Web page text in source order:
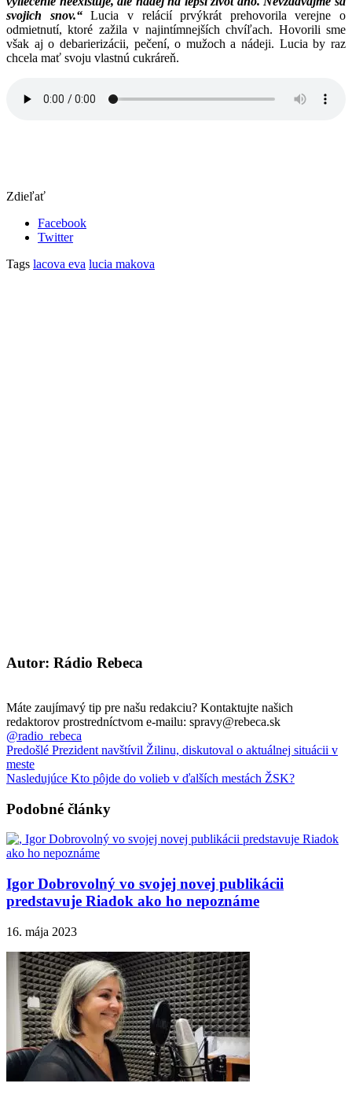
svojich snov.“Lucia v relácií prvýkrát prehovorila verejne o
odmietnutí, ktoré zažila v najintímnejších chvíľach. Hovorili sme
však aj o debarierizácii, pečení, o mužoch a nádeji. Lucia by raz
chcela mať svoju vlastnú cukráreň.
Zdieľať
Facebook
Twitter
Tags lacova eva lucia makova
Autor: Rádio Rebeca
Máte zaujímavý tip pre našu redakciu? Kontaktujte našich
redaktorov prostredníctvom e-mailu: spravy@rebeca.sk
@radio_rebeca
Predošlé Prezident navštívil Žilinu, diskutoval o aktuálnej situácii v
meste
Nasledujúce Kto pôjde do volieb v ďalších mestách ŽSK?
Podobné články
Igor Dobrovolný vo svojej novej publikácii
predstavuje Riadok ako ho nepoznáme
16. mája 2023